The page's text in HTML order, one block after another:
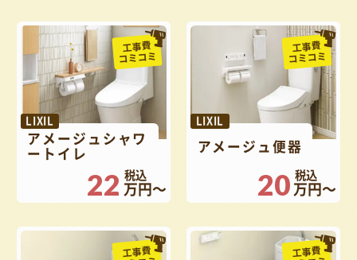
LIXIL
アメージュシャワ
ートイレ
工事費
コミコミ
22 万円～
LIXIL
アメージュ便器
工事費
コミコミ
20万円～
工事費 工事費